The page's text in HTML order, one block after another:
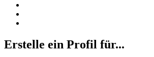
Erstelle ein Profil für...